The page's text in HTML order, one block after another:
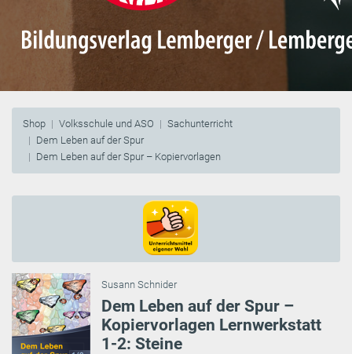
Shop Volksschule und ASO
Sachunterricht
Dem Leben auf der Spur
Dem Leben auf der Spur – Kopiervorlagen
Susann Schnider
Dem Leben auf der Spur –
Kopiervorlagen Lernwerkstatt
1-2: Steine